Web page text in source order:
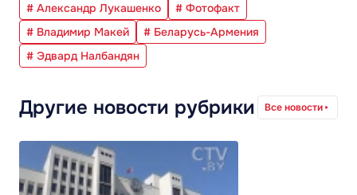
# Александр Лукашенко
# Фотофакт
# Владимир Макей
# Беларусь-Армения
# Эдвард Налбандян
Другие новости рубрики Все новости